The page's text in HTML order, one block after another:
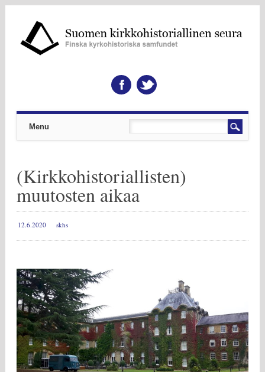
Päävalikko
Menu
(Kirkkohistoriallisten)
muutosten aikaa
12.6.2020 skhs